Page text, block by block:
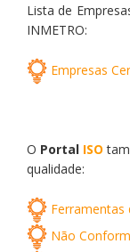
Lista de
INMETRO:
Empresas
O Portal ISO
qualidade:
Ferramentas
Não